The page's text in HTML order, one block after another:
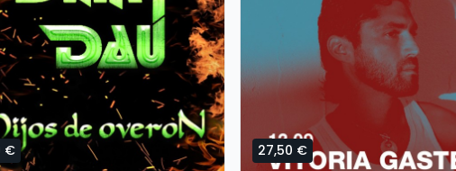
€ 27,50 €